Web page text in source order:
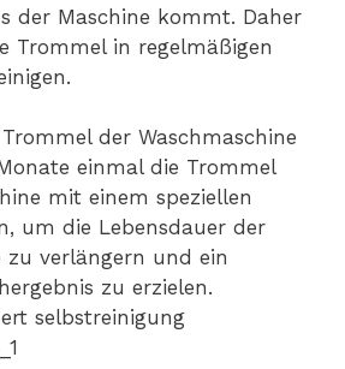
der Maschine kommt. Daher
Trommel in regelmäßigen
der Waschmaschine
einmal die Trommel
mit einem speziellen
um die Lebensdauer der
zu verlängern und ein
zu erzielen.